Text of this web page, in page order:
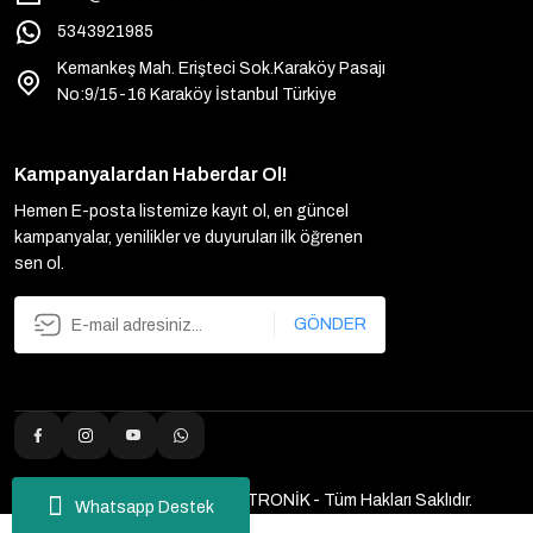
Whatsapp Destek
5343921985
Kemankeş Mah. Erişteci Sok.Karaköy Pasajı
No:9/15-16 Karaköy İstanbul Türkiye
Kampanyalardan Haberdar Ol!
Hemen E-posta listemize kayıt ol, en güncel
kampanyalar, yenilikler ve duyuruları ilk öğrenen
sen ol.
GÖNDER
2025 Copyright ULUTAŞ ELEKTRONİK - Tüm Hakları Saklıdır.